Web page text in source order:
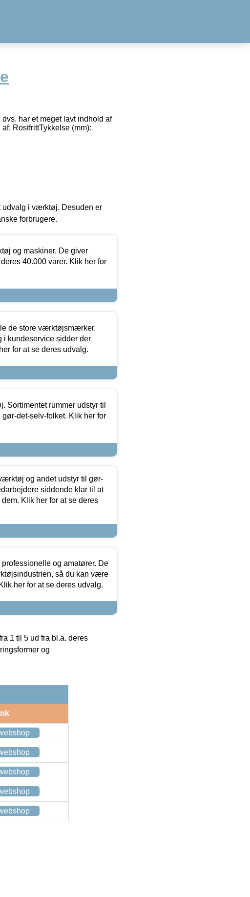
har et meget lavt indhold af
RostfrittTykkelse (mm):
udvalg i værktøj. Desuden er
forbrugere.
og maskiner. De giver
40.000 varer. Klik her for
de store værktøjsmærker.
i kundeservice sidder der
for at se deres udvalg.
Sortimentet rummer udstyr til
det-selv-folket. Klik her for
og andet udstyr til gør-
siddende klar til at
Klik her for at se deres
og amatører. De
så du kan være
her for at se deres udvalg.
1 til 5 ud fra bl.a. deres
og